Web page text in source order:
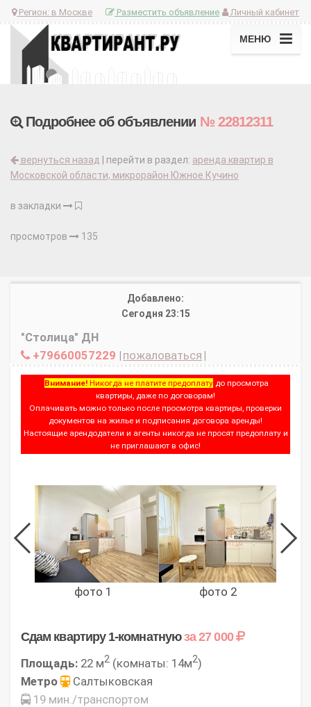
Регион: в Москве Личный кабинет
Разместить объявление
МЕНЮ
Подробнее об объявлении № 22812311
вернуться назад | перейти в раздел: аренда квартир в
Московской области, микрорайон Южное Кучино
в закладки
просмотров 135
Добавлено:
Сегодня 23:15
"Столица" ДН
+79660057229 | пожаловаться |
Внимание! Никогда не платите предоплату до просмотра
квартиры, даже по договорам!
Оплачивать можно только после просмотра квартиры, проверки
документов на жилье и подписания договора аренды!
Настоящие арендодатели и агенты никогда не просят предоплату и
не приглашают в офис!
фото 1 фото 2
Сдам квартиру 1-комнатнуюза 27 000
Площадь: 22 м2 (комнаты: 14м2)
Метро
Салтыковская
19 мин./транспортом